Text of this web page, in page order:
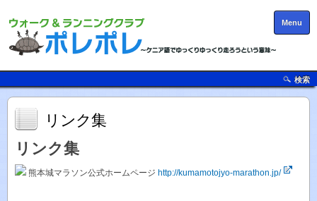
Menu
検索
リンク集
リンク集
熊本城マラソン公式ホームページ http://kumamotojyo-marathon.jp/